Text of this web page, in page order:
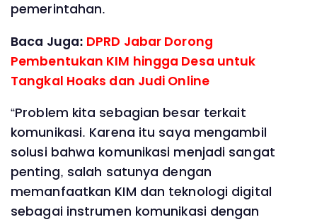
pemerintahan.
Baca Juga: DPRD Jabar Dorong
Pembentukan KIM hingga Desa untuk
Tangkal Hoaks dan Judi Online
“Problem kita sebagian besar terkait
komunikasi. Karena itu saya mengambil
solusi bahwa komunikasi menjadi sangat
penting, salah satunya dengan
memanfaatkan KIM dan teknologi digital
sebagai instrumen komunikasi dengan